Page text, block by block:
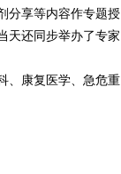
分享等内容作专题授
天还同步举办了专家
、康复医学、急危重